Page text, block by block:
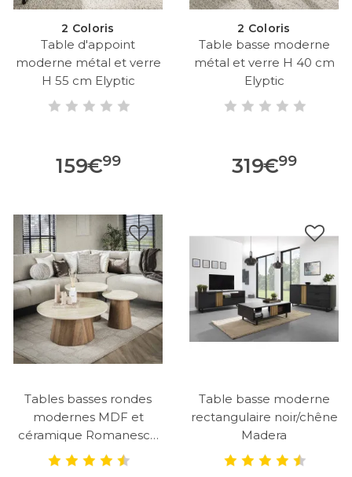
2 Coloris
Table d'appoint
moderne métal et verre
H 55 cm Elyptic
159€99
2 Coloris
Table basse moderne
métal et verre H 40 cm
Elyptic
319€99
Tables basses rondes
modernes MDF et
céramique Romanesco
(lot de 3)
Table basse moderne
rectangulaire noir/chêne
Madera